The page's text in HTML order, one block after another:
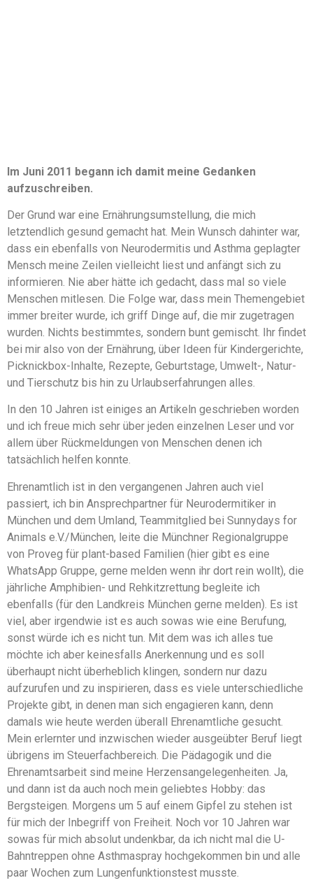
Im Juni 2011 begann ich damit meine Gedanken
aufzuschreiben.
Der Grund war eine Ernährungsumstellung, die mich
letztendlich gesund gemacht hat. Mein Wunsch dahinter war,
dass ein ebenfalls von Neurodermitis und Asthma geplagter
Mensch meine Zeilen vielleicht liest und anfängt sich zu
informieren. Nie aber hätte ich gedacht, dass mal so viele
Menschen mitlesen. Die Folge war, dass mein Themengebiet
immer breiter wurde, ich griff Dinge auf, die mir zugetragen
wurden. Nichts bestimmtes, sondern bunt gemischt. Ihr findet
bei mir also von der Ernährung, über Ideen für Kindergerichte,
Picknickbox-Inhalte, Rezepte, Geburtstage, Umwelt-, Natur-
und Tierschutz bis hin zu Urlaubserfahrungen alles.
In den 10 Jahren ist einiges an Artikeln geschrieben worden
und ich freue mich sehr über jeden einzelnen Leser und vor
allem über Rückmeldungen von Menschen denen ich
tatsächlich helfen konnte.
Ehrenamtlich ist in den vergangenen Jahren auch viel
passiert, ich bin Ansprechpartner für Neurodermitiker in
München und dem Umland, Teammitglied bei Sunnydays for
Animals e.V./München, leite die Münchner Regionalgruppe
von Proveg für plant-based Familien (hier gibt es eine
WhatsApp Gruppe, gerne melden wenn ihr dort rein wollt), die
jährliche Amphibien- und Rehkitzrettung begleite ich
ebenfalls (für den Landkreis München gerne melden). Es ist
viel, aber irgendwie ist es auch sowas wie eine Berufung,
sonst würde ich es nicht tun. Mit dem was ich alles tue
möchte ich aber keinesfalls Anerkennung und es soll
überhaupt nicht überheblich klingen, sondern nur dazu
aufzurufen und zu inspirieren, dass es viele unterschiedliche
Projekte gibt, in denen man sich engagieren kann, denn
damals wie heute werden überall Ehrenamtliche gesucht.
Mein erlernter und inzwischen wieder ausgeübter Beruf liegt
übrigens im Steuerfachbereich. Die Pädagogik und die
Ehrenamtsarbeit sind meine Herzensangelegenheiten. Ja,
und dann ist da auch noch mein geliebtes Hobby: das
Bergsteigen. Morgens um 5 auf einem Gipfel zu stehen ist
für mich der Inbegriff von Freiheit. Noch vor 10 Jahren war
sowas für mich absolut undenkbar, da ich nicht mal die U-
Bahntreppen ohne Asthmaspray hochgekommen bin und alle
paar Wochen zum Lungenfunktionstest musste.